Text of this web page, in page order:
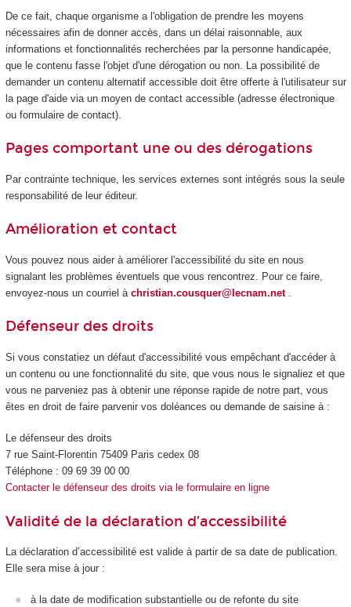
De ce fait, chaque organisme a l'obligation de prendre les moyens
nécessaires afin de donner accès, dans un délai raisonnable, aux
informations et fonctionnalités recherchées par la personne handicapée,
que le contenu fasse l'objet d'une dérogation ou non. La possibilité de
demander un contenu alternatif accessible doit être offerte à l'utilisateur sur
la page d'aide via un moyen de contact accessible (adresse électronique
ou formulaire de contact).
Pages comportant une ou des dérogations
Par contrainte technique, les services externes sont intégrés sous la seule
responsabilité de leur éditeur.
Amélioration et contact
Vous pouvez nous aider à améliorer l'accessibilité du site en nous
signalant les problèmes éventuels que vous rencontrez. Pour ce faire,
envoyez-nous un courriel à christian.cousquer@lecnam.net
Défenseur des droits
Si vous constatiez un défaut d'accessibilité vous empêchant d'accéder à
un contenu ou une fonctionnalité du site, que vous nous le signaliez et que
vous ne parveniez pas à obtenir une réponse rapide de notre part, vous
êtes en droit de faire parvenir vos doléances ou demande de saisine à :
Le défenseur des droits
7 rue Saint-Florentin 75409 Paris cedex 08
Téléphone : 09 69 39 00 00
Contacter le défenseur des droits via le formulaire en ligne
Validité de la déclaration d’accessibilité
La déclaration d’accessibilité est valide à partir de sa date de publication.
Elle sera mise à jour :
à la date de modification substantielle ou de refonte du site